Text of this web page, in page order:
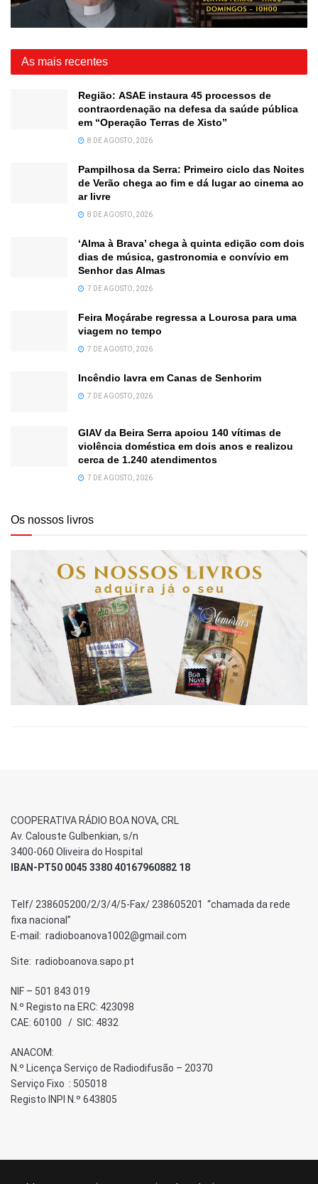
As mais recentes
Região: ASAE instaura 45 processos de
contraordenação na defesa da saúde pública
em “Operação Terras de Xisto”
8 DE AGOSTO, 2026
Pampilhosa da Serra: Primeiro ciclo das Noites
de Verão chega ao fim e dá lugar ao cinema ao
ar livre
8 DE AGOSTO, 2026
‘Alma à Brava’ chega à quinta edição com dois
dias de música, gastronomia e convívio em
Senhor das Almas
7 DE AGOSTO, 2026
Feira Moçárabe regressa a Lourosa para uma
viagem no tempo
7 DE AGOSTO, 2026
Incêndio lavra em Canas de Senhorim
7 DE AGOSTO, 2026
GIAV da Beira Serra apoiou 140 vítimas de
violência doméstica em dois anos e realizou
cerca de 1.240 atendimentos
7 DE AGOSTO, 2026
Os nossos livros
COOPERATIVA RÁDIO BOA NOVA, CRL
Av. Calouste Gulbenkian, s/n
3400-060 Oliveira do Hospital
IBAN-PT50 0045 3380 40167960882 18
Telf/ 238605200/2/3/4/5-Fax/ 238605201 “chamada da rede
fixa nacional”
E-mail: radioboanova1002@gmail.com
Site: radioboanova.sapo.pt
NIF – 501 843 019
N.º Registo na ERC: 423098
CAE: 60100 / SIC: 4832
ANACOM:
N.º Licença Serviço de Radiodifusão – 20370
Serviço Fixo : 505018
Registo INPI N.º 643805